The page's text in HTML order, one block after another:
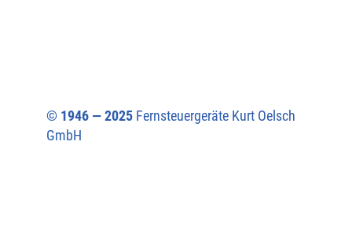
© 1946 — 2025 Fernsteuergeräte Kurt Oelsch
GmbH​